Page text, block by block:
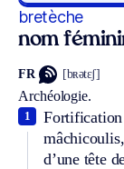
bretèche
nom
FR [bʀətɛʃ]
Archéologie.
Fortification
d’une tête
1